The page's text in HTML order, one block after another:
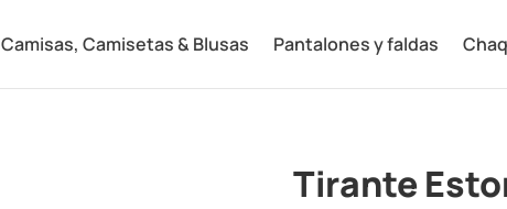
Camisas, Camisetas & Blusas Pantalones y faldas
Tirante